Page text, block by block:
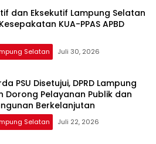
dan Eksekutif Lampung Selatan
KUA-PPAS APBD
Selatan Juli 30, 2026
PSU Disetujui, DPRD Lampung
Dorong Pelayanan Publik dan
Berkelanjutan
Selatan Juli 22, 2026